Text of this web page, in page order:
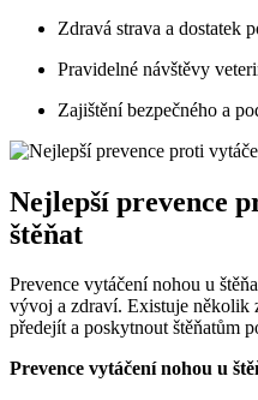
Zdravá strava a dostatek
Pravidelné návštěvy
Zajištění bezpečného a
Nejlepší prevence
štěňat
Prevence vytáčení nohou u
vývoj a zdraví. Existuje několik
předejít a poskytnout štěňatům
Prevence vytáčení nohou u